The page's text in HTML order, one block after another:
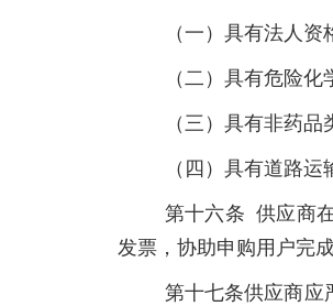
（一）具有法人
（二）具有危险
（三）具有非药
（四）具有道路
第十六条 供应商
发票，协助申购用户完
第十七条供应商应